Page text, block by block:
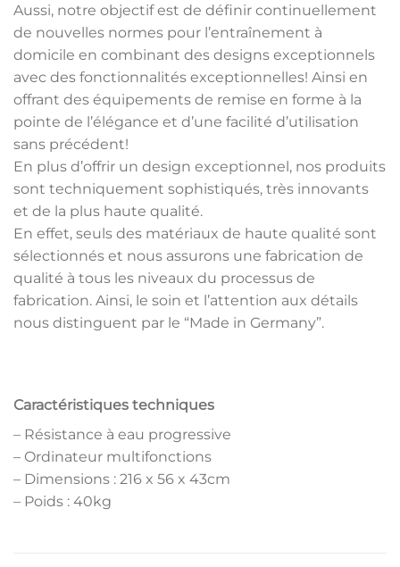
Aussi, notre objectif est de définir continuellement
de nouvelles normes pour l’entraînement à
domicile en combinant des designs exceptionnels
avec des fonctionnalités exceptionnelles! Ainsi en
offrant des équipements de remise en forme à la
pointe de l’élégance et d’une facilité d’utilisation
sans précédent!
En plus d’offrir un design exceptionnel, nos produits
sont techniquement sophistiqués, très innovants
et de la plus haute qualité.
En effet, seuls des matériaux de haute qualité sont
sélectionnés et nous assurons une fabrication de
qualité à tous les niveaux du processus de
fabrication. Ainsi, le soin et l’attention aux détails
nous distinguent par le “Made in Germany”.
Caractéristiques techniques
– Résistance à eau progressive
– Ordinateur multifonctions
– Dimensions : 216 x 56 x 43cm
– Poids : 40kg